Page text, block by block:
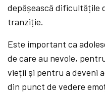
depășească dificultățile
tranziție.
Este important ca
de care au nevoie,
vieții și pentru a deveni
din punct de vedere